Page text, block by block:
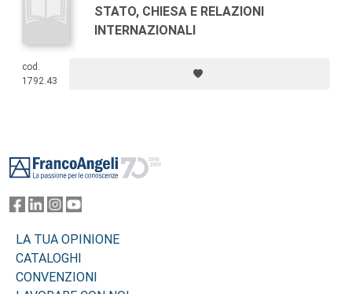
STATO, CHIESA E RELAZIONI
INTERNAZIONALI
cod.
1792.43
LA TUA OPINIONE
CATALOGHI
CONVENZIONI